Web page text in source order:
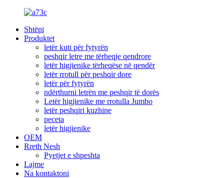
Shtëpi
Produktet
letër kuti për fytyrën
peshqir letre me tërheqje qendrore
letër higjienike tërheqëse në qendër
letër rrotull për peshqir dore
letër për fytyrën
ndërthurni letrën me peshqir të dorës
Letër higjienike me rrotulla Jumbo
letër peshqiri kuzhine
peceta
letër higjienike
OEM
Rreth Nesh
Pyetjet e shpeshta
Lajme
Na kontaktoni